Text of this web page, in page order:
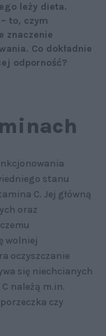
leży dieta.
to, czym
znaczenie
Co dokładnie
odporność?
stanu
C. Jej główną
oraz
wolniej
oczyszczanie
się niechcianych
należą m.in.
czy